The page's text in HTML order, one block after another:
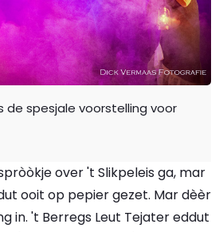
de spesjale voorstelling voor
over 't Slikpeleis ga, mar
ooit op pepier gezet. Mar dèèr
in. 't Berregs Leut Tejater eddut